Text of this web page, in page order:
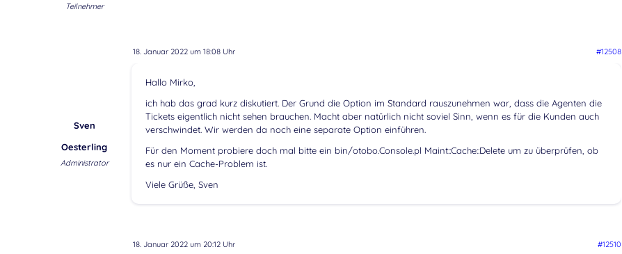
Teilnehmer
18. Januar 2022 um 18:08 Uhr #12508
Sven
Oesterling
Administrator
Hallo Mirko,
ich hab das grad kurz diskutiert. Der Grund die Option im Standard rauszunehmen war, dass die Agenten die
Tickets eigentlich nicht sehen brauchen. Macht aber natürlich nicht soviel Sinn, wenn es für die Kunden auch
verschwindet. Wir werden da noch eine separate Option einführen.
Für den Moment probiere doch mal bitte ein bin/otobo.Console.pl Maint::Cache::Delete um zu überprüfen, ob
es nur ein Cache-Problem ist.
Viele Grüße, Sven
18. Januar 2022 um 20:12 Uhr #12510